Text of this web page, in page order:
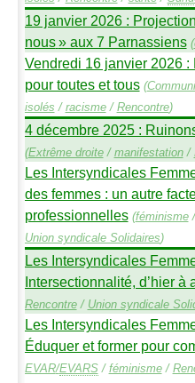
19 janvier 2026 :
nous» aux 7 Parnassiens (
Vendredi 16 janvier 2026
pour toutes et tous (
isolés / racisme/ Rencontre)
4 décembre 2025 :
(Extrême droite/ manifestation/
Les Intersyndicales
des femmes : un autre
professionnelles (féminisme
Union syndicale Solidaires)
Les Intersyndicales
Intersectionnalité, d’hier à
Rencontre/ Union syndicale
Les Intersyndicales
Éduquer et former pour
EVAR/EVARS/ féminisme/